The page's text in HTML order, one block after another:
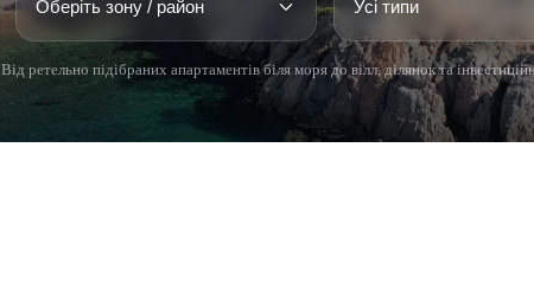
Від ретельно підібраних апартаментів біля моря до вілл, ділянок та